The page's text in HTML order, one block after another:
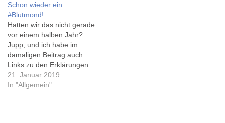
und auch
tagesschau.de (ebenfalls
via rivva.de) hat das
natürlich 'auf dem Zettel'.
Die Lichtbrechung und
unsere Atmosphäre ist…
Schon wieder ein
#Blutmond!
Hatten wir das nicht gerade
vor einem halben Jahr?
Jupp, und ich habe im
damaligen Beitrag auch
Links zu den Erklärungen
der Rotfärbung. Im Juli
2018 war die totale
21. Januar 2019
In "Allgemein"